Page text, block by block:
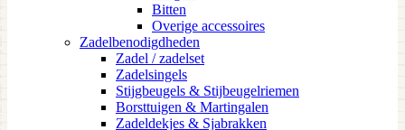
Bitten
Overige accessoires
Zadelbenodigdheden
Zadel / zadelset
Zadelsingels
Stijgbeugels & Stijbeugelriemen
Borsttuigen & Martingalen
Zadeldekjes & Sjabrakken